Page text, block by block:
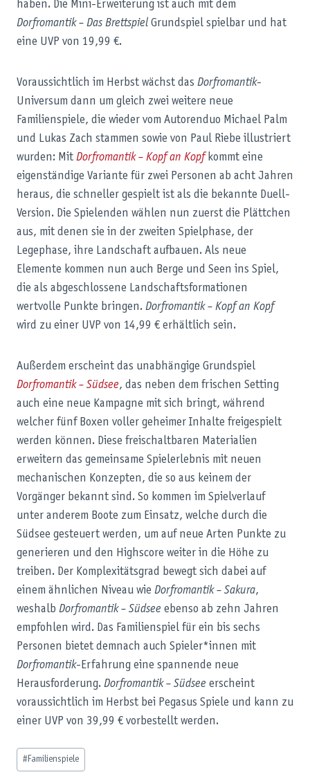
haben. Die Mini-Erweiterung ist auch mit dem
Dorfromantik – Das Brettspiel Grundspiel spielbar und hat
eine UVP von 19,99 €.
Voraussichtlich im Herbst wächst das Dorfromantik-
Universum dann um gleich zwei weitere neue
Familienspiele, die wieder vom Autorenduo Michael Palm
und Lukas Zach stammen sowie von Paul Riebe illustriert
wurden: Mit Dorfromantik – Kopf an Kopfkommt eine
eigenständige Variante für zwei Personen ab acht Jahren
heraus, die schneller gespielt ist als die bekannte Duell-
Version. Die Spielenden wählen nun zuerst die Plättchen
aus, mit denen sie in der zweiten Spielphase, der
Legephase, ihre Landschaft aufbauen. Als neue
Elemente kommen nun auch Berge und Seen ins Spiel,
die als abgeschlossene Landschaftsformationen
wertvolle Punkte bringen. Dorfromantik – Kopf an Kopf
wird zu einer UVP von 14,99 € erhältlich sein.
Außerdem erscheint das unabhängige Grundspiel
Dorfromantik – Südsee, das neben dem frischen Setting
auch eine neue Kampagne mit sich bringt, während
welcher fünf Boxen voller geheimer Inhalte freigespielt
werden können. Diese freischaltbaren Materialien
erweitern das gemeinsame Spielerlebnis mit neuen
mechanischen Konzepten, die so aus keinem der
Vorgänger bekannt sind. So kommen im Spielverlauf
unter anderem Boote zum Einsatz, welche durch die
Südsee gesteuert werden, um auf neue Arten Punkte zu
generieren und den Highscore weiter in die Höhe zu
treiben. Der Komplexitätsgrad bewegt sich dabei auf
einem ähnlichen Niveau wie Dorfromantik – Sakura,
weshalb Dorfromantik – Südsee ebenso ab zehn Jahren
empfohlen wird. Das Familienspiel für ein bis sechs
Personen bietet demnach auch Spieler*innen mit
Dorfromantik-Erfahrung eine spannende neue
Herausforderung. Dorfromantik – Südsee erscheint
voraussichtlich im Herbst bei Pegasus Spiele und kann zu
einer UVP von 39,99 € vorbestellt werden.
Schlagworte:
# Familienspiele